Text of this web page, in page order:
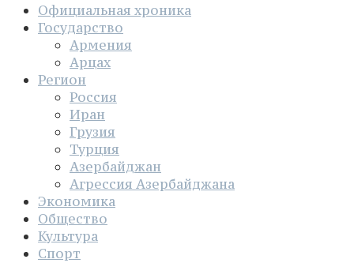
Официальная хроника
Государство
Армения
Арцах
Регион
Россия
Иран
Грузия
Турция
Азербайджан
Агрессия Азербайджана
Экономика
Общество
Культура
Спорт